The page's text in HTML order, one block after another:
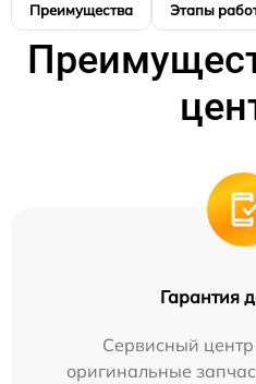
Преимущества Этапы
Гарантия
Сервисный
оригинальные